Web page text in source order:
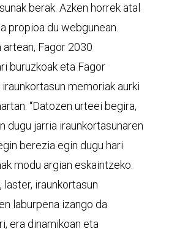
berak. Azken horrek atal
propioa du webgunean.
artean, Fagor 2030
buruzkoak eta Fagor
memoriak aurki
“Datozen urteei begira,
dugu jarria iraunkortasunaren
berezia egin dugu hari
modu argian eskaintzeko.
laster, iraunkortasun
laburpena izango da
era dinamikoan eta